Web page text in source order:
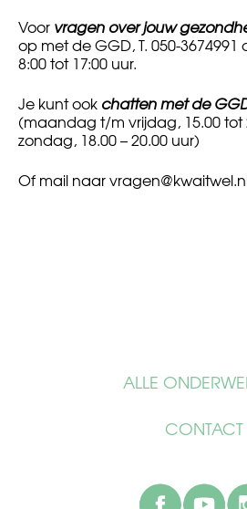
ALLE
CONTACT
Voor vragen over jouw
op met de GGD, T. 050-
8:00 tot 17:00 uur.
Je kunt ook chatten met de
(maandag t/m vrijdag, 15.00 tot
zondag, 18.00 – 20.00 uur)
Of mail naar